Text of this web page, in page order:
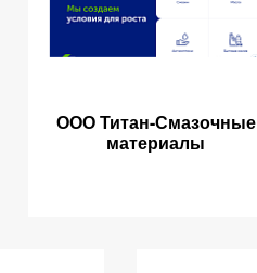
ООО Титан-Смазочные
материалы